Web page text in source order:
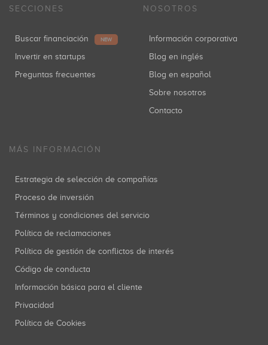
SECCIONES
Buscar financiación NEW
Invertir en startups
Preguntas frecuentes
NOSOTROS
Información corporativa
Blog en inglés
Blog en español
Sobre nosotros
Contacto
MÁS INFORMACIÓN
Estrategia de selección de compañías
Proceso de inversión
Términos y condiciones del servicio
Política de reclamaciones
Política de gestión de conflictos de interés
Código de conducta
Información básica para el cliente
Privacidad
Política de Cookies